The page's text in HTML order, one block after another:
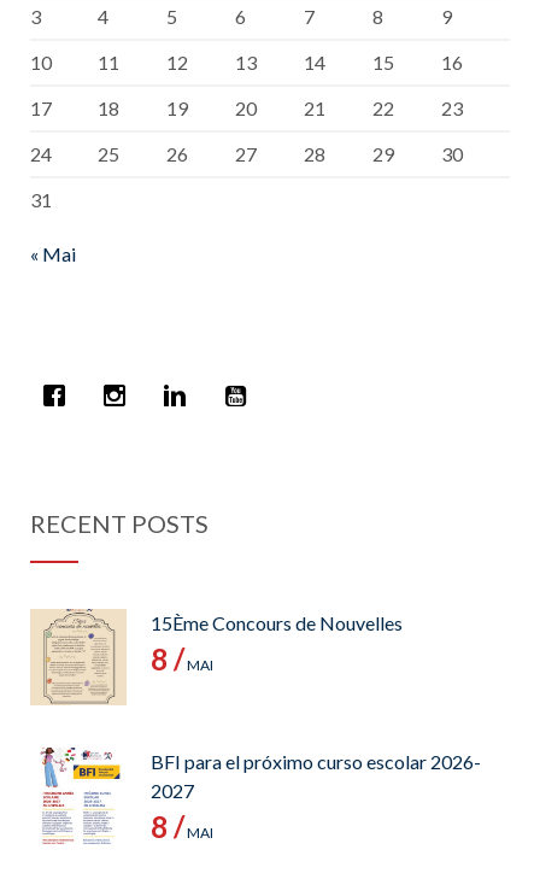
3
4 5 6 7 8
9
10
11 12 13 14 15
16
17
18 19 20 21 22
23
24
25 26 27 28 29
30
31
« Mai
RECENT POSTS
15Ème Concours de Nouvelles
8 /MAI
BFI para el próximo curso escolar 2026-
2027
8 /MAI